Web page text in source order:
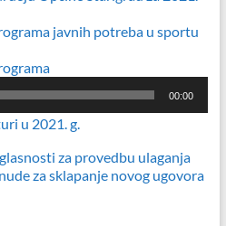
javnih potreba u sportu
Reproduktor
00:00
u 2021. g.
za provedbu ulaganja
za sklapanje novog ugovora